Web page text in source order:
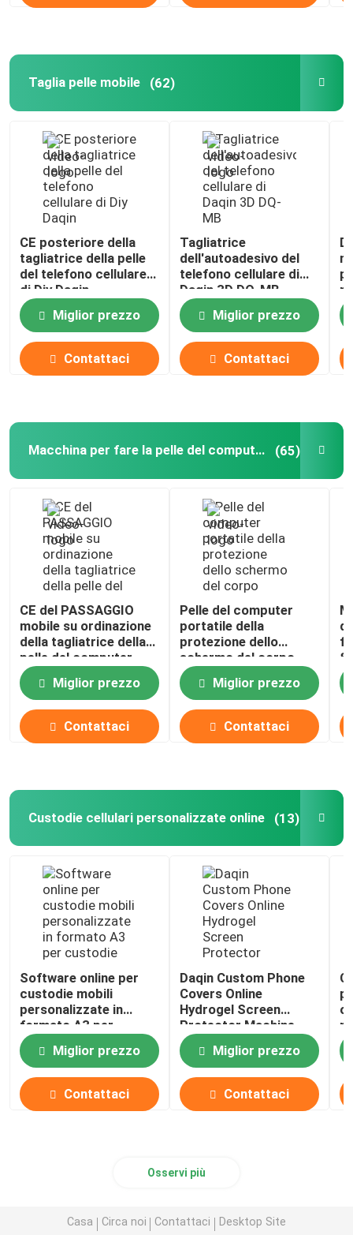
Taglia pelle mobile (62)
CE posteriore della
tagliatrice della pelle
del telefono cellulare
di Diy Daqin
Miglior prezzo
Contattaci
Tagliatrice
dell'autoadesivo del
telefono cellulare di
Daqin 3D DQ-MB
Miglior prezzo
Contattaci
Macchina per fare la pelle del computer portatile (65)
CE del PASSAGGIO
mobile su ordinazione
della tagliatrice della
pelle del computer
portatile di Daqin
Miglior prezzo
Contattaci
Pelle del computer
portatile della
protezione dello
schermo del corpo
intero di Daqin che fa il
software ODM della
macchina
Miglior prezzo
Contattaci
Custodie cellulari personalizzate online (13)
Software online per
custodie mobili
personalizzate in
formato A3 per
custodie per telefoni
BTS Miglior prezzo
Contattaci
Daqin Custom Phone
Covers Online
Hydrogel Screen
Protector Machine
Miglior prezzo
Contattaci
Osservi più
Casa Circa noi Contattaci
Desktop Site